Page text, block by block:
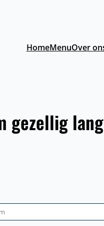
HomeMenuOver
gezellig